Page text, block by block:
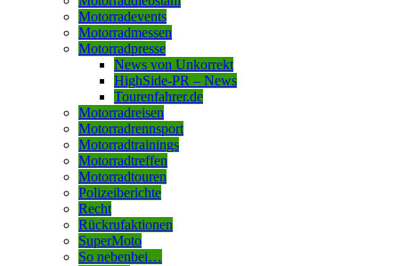
Motorradevents
Motorradmessen
Motorradpresse
News von Unkorrekt
HighSide-PR – News
Tourenfahrer.de
Motorradreisen
Motorradrennsport
Motorradtrainings
Motorradtreffen
Motorradtouren
Polizeiberichte
Recht
Rückrufaktionen
SuperMoto
So nebenbei…